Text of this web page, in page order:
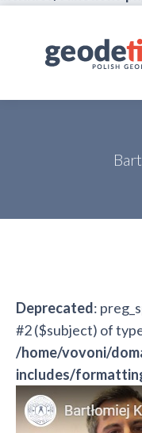
Deprecated:
#2 ($subject) of
/home/vovoni/
includes/